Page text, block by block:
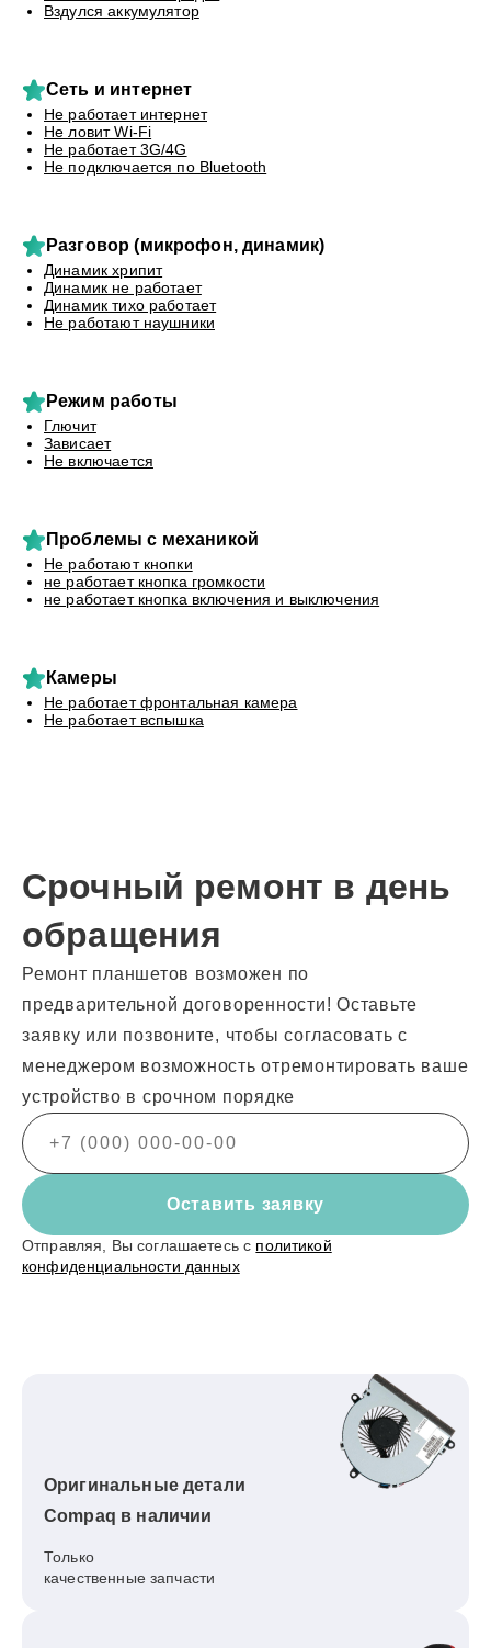
Вздулся аккумулятор
Сеть и интернет
Не работает интернет
Не ловит Wi-Fi
Не работает 3G/4G
Не подключается по Bluetooth
Разговор (микрофон, динамик)
Динамик хрипит
Динамик не работает
Динамик тихо работает
Не работают наушники
Режим работы
Глючит
Зависает
Не включается
Проблемы с механикой
Не работают кнопки
не работает кнопка громкости
не работает кнопка включения и выключения
Камеры
Не работает фронтальная камера
Не работает вспышка
Срочный ремонт в день
обращения
Ремонт планшетов возможен по
предварительной договоренности! Оставьте
заявку или позвоните, чтобы согласовать с
менеджером возможность отремонтировать ваше
устройство в срочном порядке
Оставить заявку
Отправляя, Вы соглашаетесь с политикой
конфиденциальности данных
Оригинальные детали
Compaq в наличии
Только
качественные запчасти